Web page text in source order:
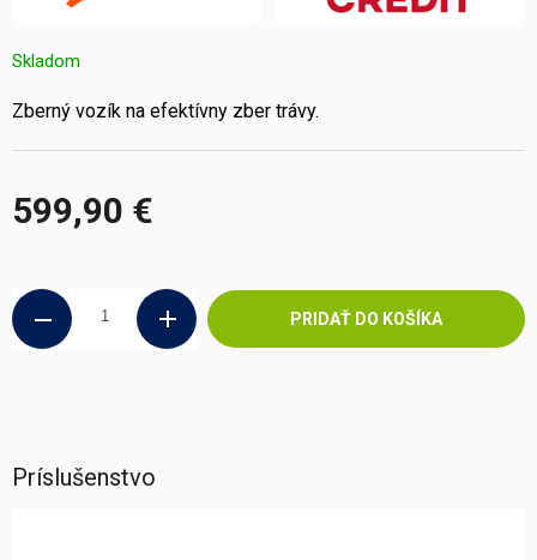
599,90 €
Skladom
PRIDAŤ DO KOŠÍKA
Zberný vozík na efektívny zber trávy.
Príslušenstvo